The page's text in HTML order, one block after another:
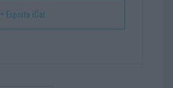
+ Esporta iCal